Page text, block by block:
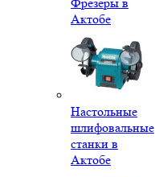
Актобе
Настольные
шлифовальные
станки в
Актобе